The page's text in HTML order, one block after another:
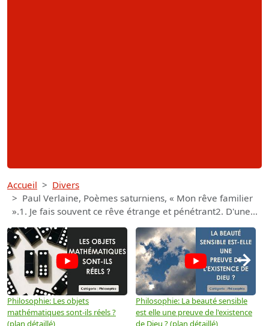
Accueil
Divers
Paul Verlaine, Poèmes saturniens, « Mon rêve familier
».1. Je fais souvent ce rêve étrange et pénétrant2. D'une...
Philosophie: Les objets
mathématiques sont-ils réels ?
(plan détaillé)
Philosophie: La beauté sensible
est elle une preuve de l'existence
de Dieu ? (plan détaillé)
→